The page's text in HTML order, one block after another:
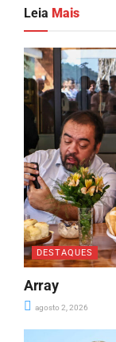
Leia Mais
DESTAQUES
Array
agosto 2, 2026